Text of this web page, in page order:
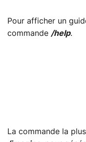
Pour afficher un
commande /help.
La commande la